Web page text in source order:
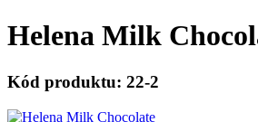
Helena Milk
Kód produktu: 22-2